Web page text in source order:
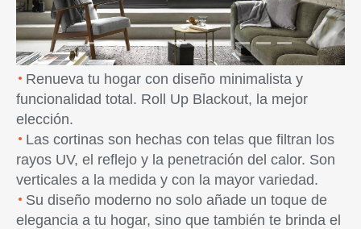
Renueva tu hogar con diseño minimalista y
funcionalidad total. Roll Up Blackout, la mejor
elección.
Las cortinas son hechas con telas que filtran los
rayos UV, el reflejo y la penetración del calor. Son
verticales a la medida y con la mayor variedad.
Su diseño moderno no solo añade un toque de
elegancia a tu hogar, sino que también te brinda el